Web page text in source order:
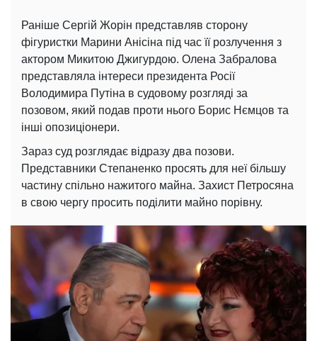
Раніше Сергій Жорін представляв сторону
фігуристки Марини Анісіна під час її розлучення з
актором Микитою Джигурдою. Олена Забралова
представляла інтереси президента Росії
Володимира Путіна в судовому розгляді за
позовом, який подав проти нього Борис Нємцов та
інші опозиціонери.
Зараз суд розглядає відразу два позови.
Представники Степаненко просять для неї більшу
частину спільно нажитого майна. Захист Петросяна
в свою чергу просить поділити майно порівну.